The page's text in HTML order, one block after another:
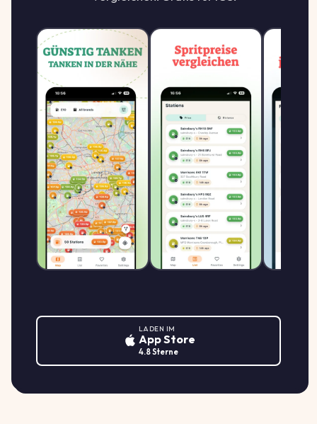
G
GO Leipzig Hohentichelnstr.
GO
Hohentichelnstr. 26, 4328 Leipzig
↑ +12.4%
G
GO Leipzig Saarländer Str.
GO
Saarländer Str. 6, 4179 Leipzig
2.159
G
Globus Handelshof St. Wendel
GmbH & Co. KG
Betriebsstätte Leipzig-
Seehausen
GLOBUS SB WARENHAUS
An der Passage Passage 1, 4356 Leipzig
G
GREENLINE
Mockauer Str. 117, 4357 Leipzig
LADEN IM
App Store
4.8 Sterne